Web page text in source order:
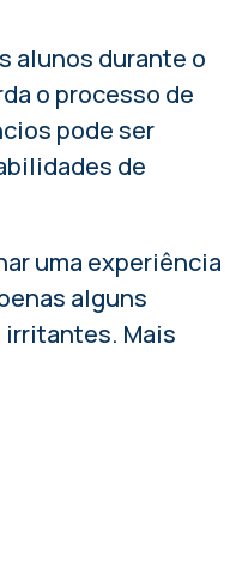
alunos durante o
o processo de
pode ser
de
uma experiência
alguns
irritantes. Mais